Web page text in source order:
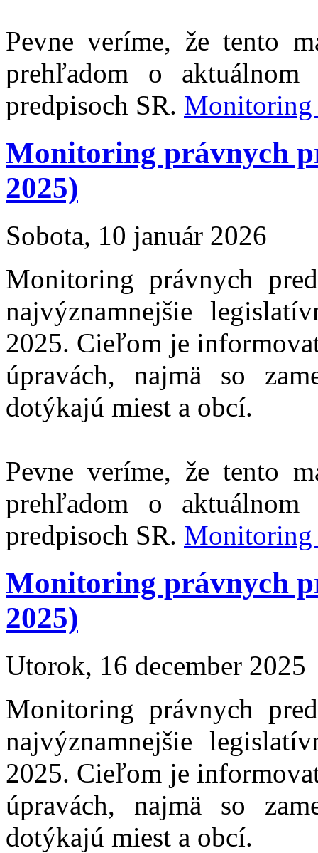
Pevne veríme, že tento
prehľadom o
predpisoch SR. Monitoring
Monitoring právnych
2025)
Sobota, 10 január 2026
Monitoring právnych
najvýznamnejšie
2025. Cieľom je
úpravách, najmä so
dotýkajú miest a obcí.
Pevne veríme, že tento
prehľadom o
predpisoch SR. Monitoring
Monitoring právnych
2025)
Utorok, 16 december 2025
Monitoring právnych
najvýznamnejšie
2025. Cieľom je
úpravách, najmä so
dotýkajú miest a obcí.